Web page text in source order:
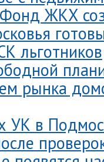
ЖКХ
льготников
рынка
УК в